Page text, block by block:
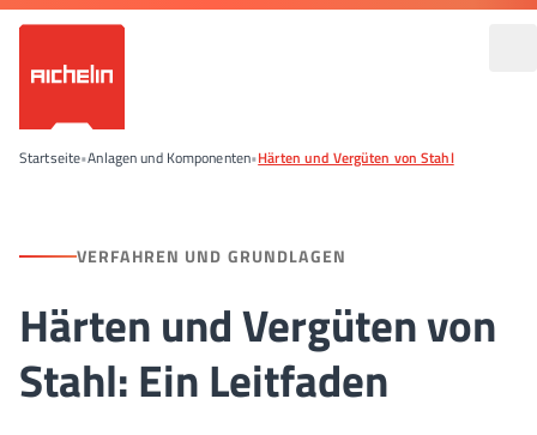
Startseite•Anlagen und Komponenten•Härten und Vergüten von Stahl
VERFAHREN UND GRUNDLAGEN
Härten und Vergüten von
Stahl: Ein Leitfaden